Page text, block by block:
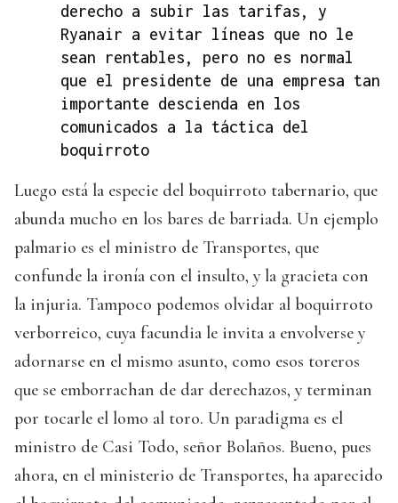
derecho a subir las tarifas, y
Ryanair a evitar líneas que no le
sean rentables, pero no es normal
que el presidente de una empresa tan
importante descienda en los
comunicados a la táctica del
boquirroto
Luego está la especie del boquirroto tabernario, que
abunda mucho en los bares de barriada. Un ejemplo
palmario es el ministro de Transportes, que
confunde la ironía con el insulto, y la gracieta con
la injuria. Tampoco podemos olvidar al boquirroto
verborreico, cuya facundia le invita a envolverse y
adornarse en el mismo asunto, como esos toreros
que se emborrachan de dar derechazos, y terminan
por tocarle el lomo al toro. Un paradigma es el
ministro de Casi Todo, señor Bolaños. Bueno, pues
ahora, en el ministerio de Transportes, ha aparecido